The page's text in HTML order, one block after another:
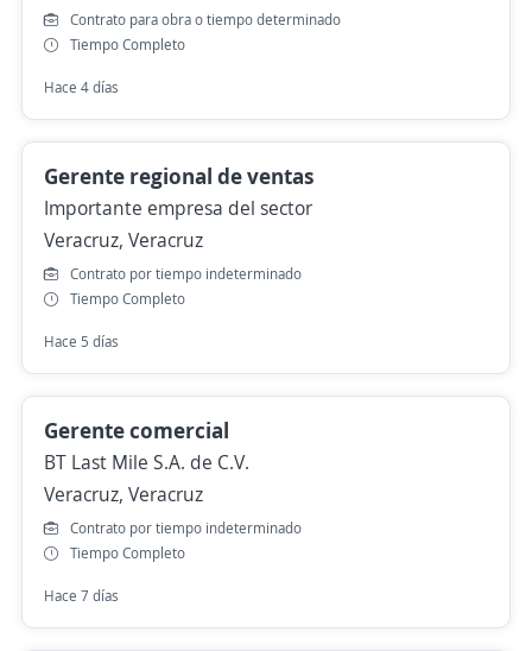
Contrato para obra o tiempo determinado
Tiempo Completo
Hace 4 días
Gerente regional de ventas
Importante empresa del sector
Veracruz, Veracruz
Contrato por tiempo indeterminado
Tiempo Completo
Hace 5 días
Gerente comercial
BT Last Mile S.A. de C.V.
Veracruz, Veracruz
Contrato por tiempo indeterminado
Tiempo Completo
Hace 7 días